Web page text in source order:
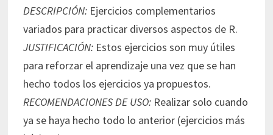
DESCRIPCIÓN: Ejercicios complementarios
variados para practicar diversos aspectos de R.
JUSTIFICACIÓN: Estos ejercicios son muy útiles
para reforzar el aprendizaje una vez que se han
hecho todos los ejercicios ya propuestos.
RECOMENDACIONES DE USO: Realizar solo cuando
ya se haya hecho todo lo anterior (ejercicios más